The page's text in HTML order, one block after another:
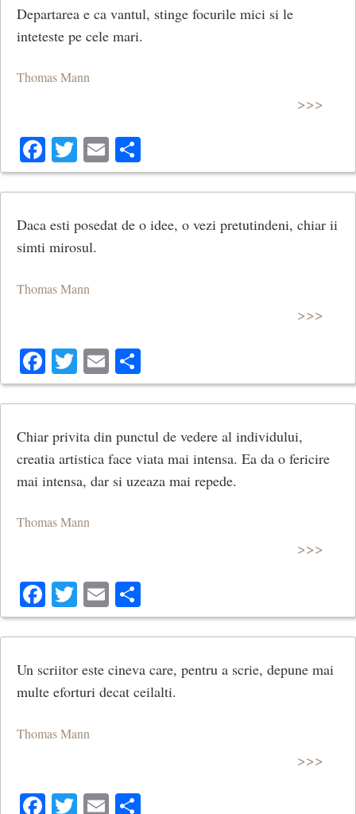
Departarea e ca vantul, stinge focurile mici si le
inteteste pe cele mari.
Thomas Mann
>>>
Facebook
Twitter
Email
Daca esti posedat de o idee, o vezi pretutindeni, chiar ii
simti mirosul.
Thomas Mann
>>>
Facebook
Twitter
Email
Chiar privita din punctul de vedere al individului,
creatia artistica face viata mai intensa. Ea da o fericire
mai intensa, dar si uzeaza mai repede.
Thomas Mann
>>>
Facebook
Twitter
Email
Un scriitor este cineva care, pentru a scrie, depune mai
multe eforturi decat ceilalti.
Thomas Mann
>>>
Facebook
Twitter
Email